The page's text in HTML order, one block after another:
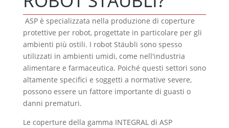
ASP è specializzata nella produzione di coperture
protettive per robot, progettate in particolare per gli
ambienti più ostili. I robot Stäubli sono spesso
utilizzati in ambienti umidi, come nell'industria
alimentare e farmaceutica. Poiché questi settori sono
altamente specifici e soggetti a normative severe,
possono essere un fattore importante di guasti o
danni prematuri.
Le coperture della gamma INTEGRAL di ASP